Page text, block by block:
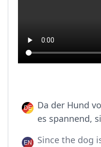
Da der Hund
es spannend,
Since the dog